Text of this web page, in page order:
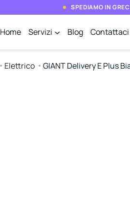
SPEDIAMO IN
Home Servizi Blog Contattaci
Elettrico GIANT Delivery E Plus